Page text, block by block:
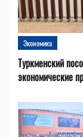
Экономика
Туркменский
экономические